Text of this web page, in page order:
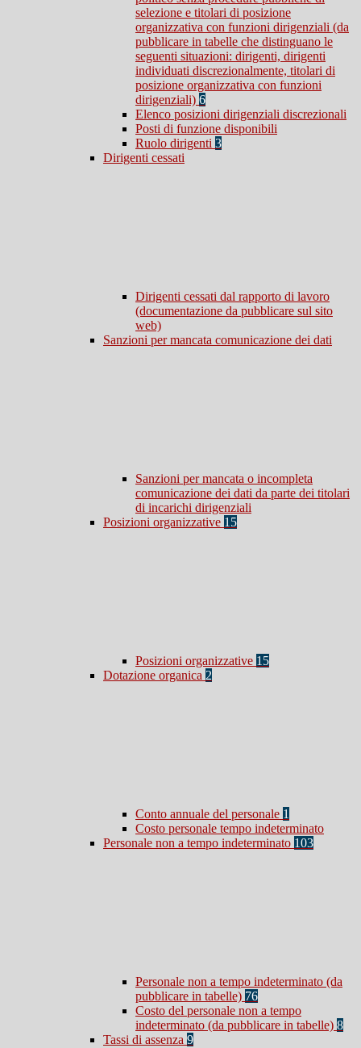
selezione e titolari di posizione
organizzativa con funzioni dirigenziali (da
pubblicare in tabelle che distinguano le
seguenti situazioni: dirigenti, dirigenti
individuati discrezionalmente, titolari di
posizione organizzativa con funzioni
dirigenziali) 6
Elenco posizioni dirigenziali discrezionali
Posti di funzione disponibili
Ruolo dirigenti 3
Dirigenti cessati
Dirigenti cessati dal rapporto di lavoro
(documentazione da pubblicare sul sito
web)
Sanzioni per mancata comunicazione dei dati
Sanzioni per mancata o incompleta
comunicazione dei dati da parte dei titolari
di incarichi dirigenziali
Posizioni organizzative 15
Posizioni organizzative 15
Dotazione organica 2
Conto annuale del personale 1
Costo personale tempo indeterminato
Personale non a tempo indeterminato 103
Personale non a tempo indeterminato (da
pubblicare in tabelle) 76
Costo del personale non a tempo
indeterminato (da pubblicare in tabelle) 8
Tassi di assenza 9